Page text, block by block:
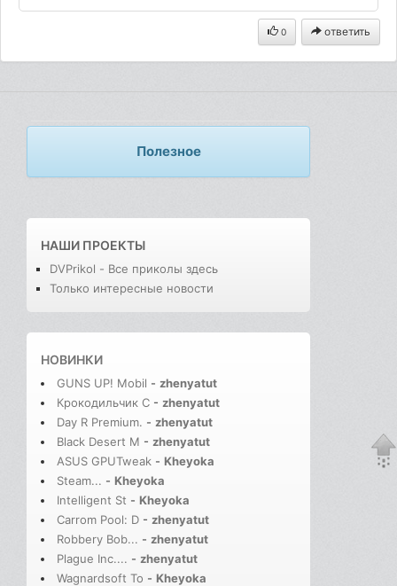
0 ответить
Полезное
НАШИ ПРОЕКТЫ
DVPrikol - Все приколы здесь
Только интересные новости
НОВИНКИ
GUNS UP! Mobil - zhenyatut
Крокодильчик С - zhenyatut
Day R Premium. - zhenyatut
Black Desert M - zhenyatut
ASUS GPUTweak - Kheyoka
Steam... - Kheyoka
Intelligent St - Kheyoka
Carrom Pool: D - zhenyatut
Robbery Bob... - zhenyatut
Plague Inc.... - zhenyatut
Wagnardsoft To - Kheyoka